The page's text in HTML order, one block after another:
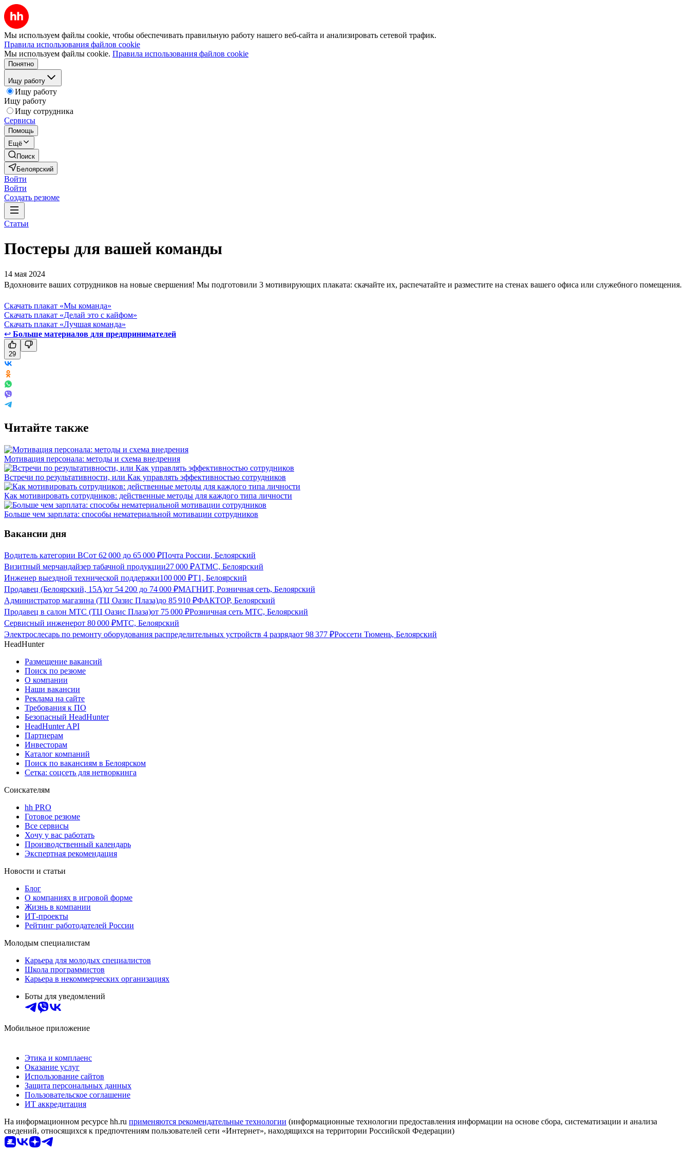
Мы используем файлы cookie, чтобы обеспечивать правильную работу нашего веб-сайта и анализировать сетевой трафик.
Правила использования файлов cookie
Мы используем файлы cookie. Правила использования файлов cookie
Понятно
Ищу работу
Ищу работу
Ищу работу
Ищу сотрудника
Сервисы
Помощь
Ещё
Поиск
Белоярский
Войти
Войти
Создать резюме
Статьи
Постеры для вашей команды
14 мая 2024
Вдохновите ваших сотрудников на новые свершения! Мы подготовили 3 мотивирующих плаката: скачайте их, распечатайте и разместите на стенах вашего офиса или служебного помещения.
Скачать плакат «Мы команда»
Скачать плакат «Делай это с кайфом»
Скачать плакат «Лучшая команда»
↩ Больше материалов для предпринимателей
29
Читайте также
Мотивация персонала: методы и схема внедрения
Встречи по результативности, или Как управлять эффективностью сотрудников
Как мотивировать сотрудников: действенные методы для каждого типа личности
Больше чем зарплата: способы нематериальной мотивации сотрудников
Вакансии дня
Водитель категории ВСот 62 000 до 65 000 ₽Почта России, Белоярский
Визитный мерчандайзер табачной продукции27 000 ₽АТМС, Белоярский
Инженер выездной технической поддержки100 000 ₽Т1, Белоярский
Продавец (Белоярский, 15А)от 54 200 до 74 000 ₽МАГНИТ, Розничная сеть, Белоярский
Администратор магазина (ТЦ Оазис Плаза)до 85 910 ₽ФАКТОР, Белоярский
Продавец в салон МТС (ТЦ Оазис Плаза)от 75 000 ₽Розничная сеть МТС, Белоярский
Сервисный инженерот 80 000 ₽МТС, Белоярский
Электрослесарь по ремонту оборудования распределительных устройств 4 разрядаот 98 377 ₽Россети Тюмень, Белоярский
HeadHunter
Размещение вакансий
Поиск по резюме
О компании
Наши вакансии
Реклама на сайте
Требования к ПО
Безопасный HeadHunter
HeadHunter API
Партнерам
Инвесторам
Каталог компаний
Поиск по вакансиям в Белоярском
Сетка: соцсеть для нетворкинга
Соискателям
hh PRO
Готовое резюме
Все сервисы
Хочу у вас работать
Производственный календарь
Экспертная рекомендация
Новости и статьи
Блог
О компаниях в игровой форме
Жизнь в компании
ИТ-проекты
Рейтинг работодателей России
Молодым специалистам
Карьера для молодых специалистов
Школа программистов
Карьера в некоммерческих организациях
Боты для уведомлений
Мобильное приложение
Этика и комплаенс
Оказание услуг
Использование сайтов
Защита персональных данных
Пользовательское соглашение
ИТ аккредитация
На информационном ресурсе hh.ru применяются рекомендательные технологии (информационные технологии предоставления информации на основе сбора, систематизации и анализа
сведений, относящихся к предпочтениям пользователей сети «Интернет», находящихся на территории Российской Федерации)